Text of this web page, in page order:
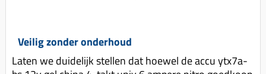
Veilig zonder onderhoud
Laten we duidelijk stellen dat hoewel de accu ytx7a-